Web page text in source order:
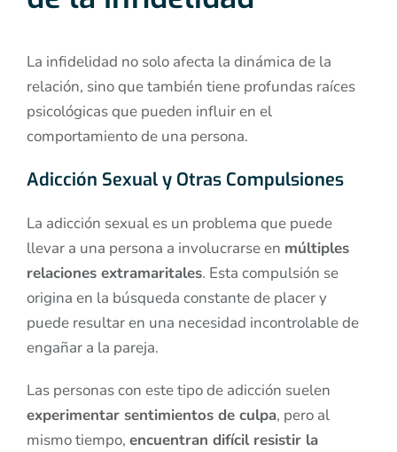
La infidelidad no solo afecta la dinámica de la
relación, sino que también tiene profundas raíces
psicológicas que pueden influir en el
comportamiento de una persona.
Adicción Sexual y Otras Compulsiones
La adicción sexual es un problema que puede
llevar a una persona a involucrarse en múltiples
relaciones extramaritales. Esta compulsión se
origina en la búsqueda constante de placer y
puede resultar en una necesidad incontrolable de
engañar a la pareja.
Las personas con este tipo de adicción suelen
experimentar sentimientos de culpa, pero al
mismo tiempo, encuentran difícil resistir la